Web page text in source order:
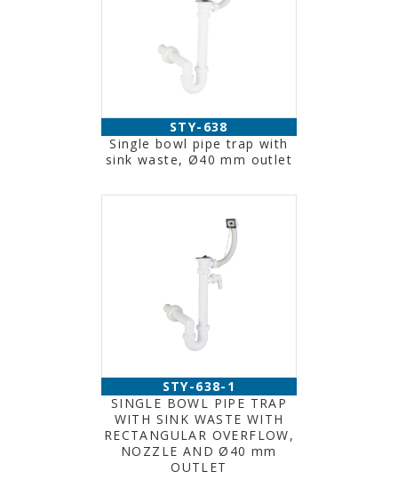
STY-638
Single bowl pipe trap with
sink waste, Ø40 mm outlet
STY-638-1
SINGLE BOWL PIPE TRAP
WITH SINK WASTE WITH
RECTANGULAR OVERFLOW,
NOZZLE AND Ø40 mm
OUTLET